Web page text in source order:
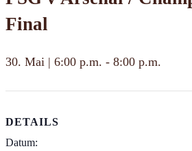
Final
30. Mai | 6:00 p.m. - 8:00 p.m.
DETAILS
Datum: